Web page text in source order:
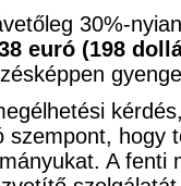
30%-
euró (198
szempont, hogy
A fenti